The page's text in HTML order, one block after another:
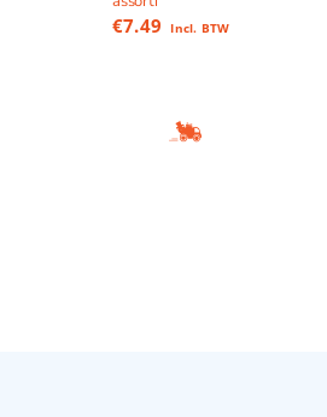
€7.49 Incl. BTW